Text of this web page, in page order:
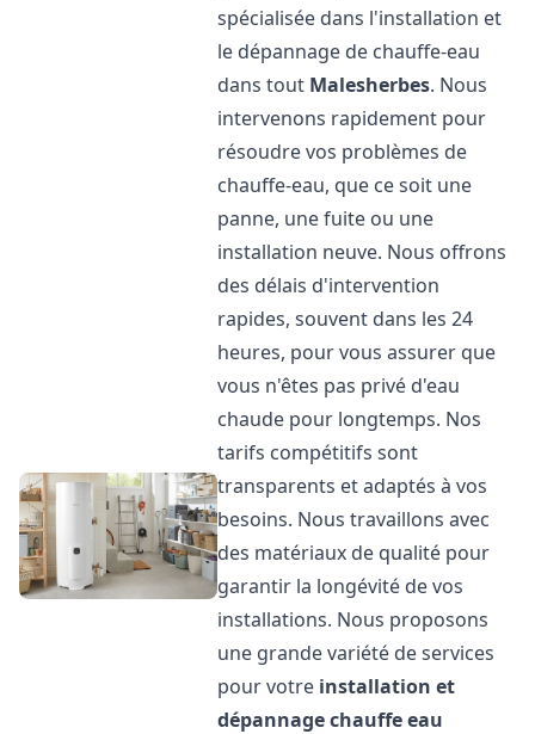
spécialisée dans l'installation et
le dépannage de chauffe-eau
dans tout Malesherbes. Nous
intervenons rapidement pour
résoudre vos problèmes de
chauffe-eau, que ce soit une
panne, une fuite ou une
installation neuve. Nous offrons
des délais d'intervention
rapides, souvent dans les 24
heures, pour vous assurer que
vous n'êtes pas privé d'eau
chaude pour longtemps. Nos
tarifs compétitifs sont
transparents et adaptés à vos
besoins. Nous travaillons avec
des matériaux de qualité pour
garantir la longévité de vos
installations. Nous proposons
une grande variété de services
pour votre installation et
dépannage chauffe eau